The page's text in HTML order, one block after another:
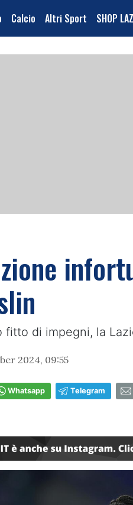
Calcio Altri Sport SHOP
fitto di impegni, la
2024, 09:55
Whatsapp Telegram